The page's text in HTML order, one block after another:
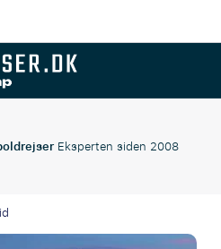
Eksperten siden 2008